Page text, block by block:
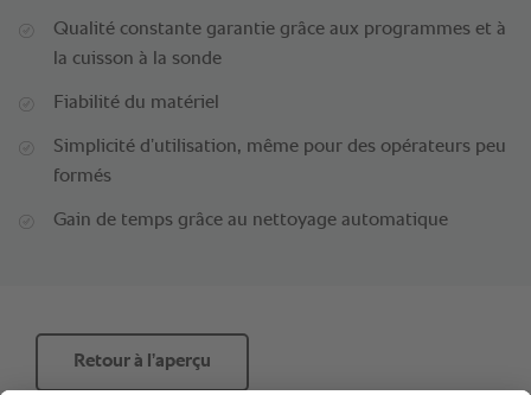
Qualité constante garantie grâce aux programmes et à
la cuisson à la sonde
Fiabilité du matériel
Simplicité d’utilisation, même pour des opérateurs peu
formés
Gain de temps grâce au nettoyage automatique
Retour à l’aperçu